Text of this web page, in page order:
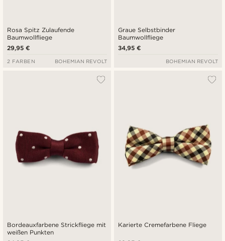
Rosa Spitz Zulaufende
Baumwollfliege
29,95 €
2 FARBEN BOHEMIAN REVOLT
Graue Selbstbinder
Baumwollfliege
34,95 €
BOHEMIAN REVOLT
Bordeauxfarbene Strickfliege mit
weißen Punkten
Karierte Cremefarbene Fliege